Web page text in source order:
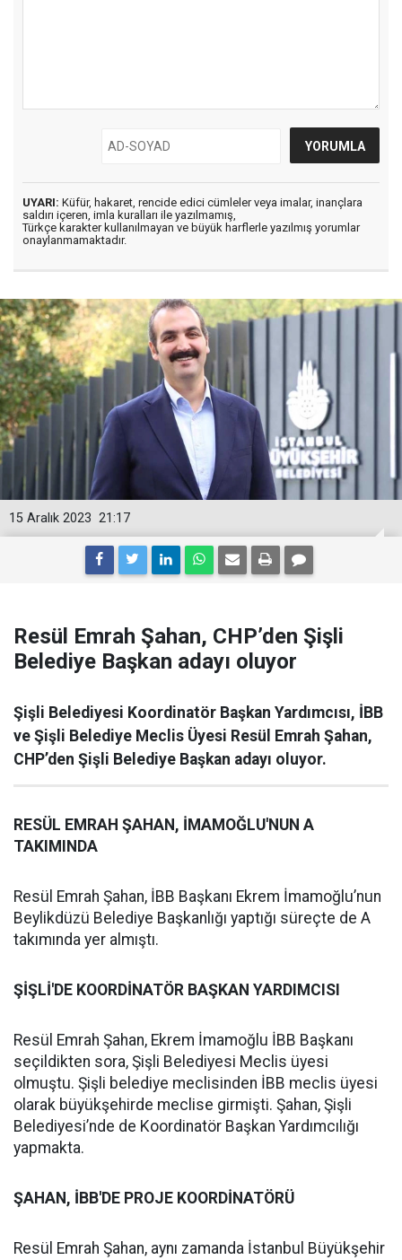
UYARI: Küfür, hakaret, rencide edici cümleler veya imalar, inançlara
saldırı içeren, imla kuralları ile yazılmamış,
Türkçe karakter kullanılmayan ve büyük harflerle yazılmış yorumlar
onaylanmamaktadır.
21:17
15 Aralık 2023
Resül Emrah Şahan, CHP’den Şişli
Belediye Başkan adayı oluyor
Şişli Belediyesi Koordinatör Başkan Yardımcısı, İBB
ve Şişli Belediye Meclis Üyesi Resül Emrah Şahan,
CHP’den Şişli Belediye Başkan adayı oluyor.
RESÜL EMRAH ŞAHAN, İMAMOĞLU'NUN A
TAKIMINDA
Resül Emrah Şahan, İBB Başkanı Ekrem İmamoğlu’nun
Beylikdüzü Belediye Başkanlığı yaptığı süreçte de A
takımında yer almıştı.
ŞİŞLİ'DE KOORDİNATÖR BAŞKAN YARDIMCISI
Resül Emrah Şahan, Ekrem İmamoğlu İBB Başkanı
seçildikten sora, Şişli Belediyesi Meclis üyesi
olmuştu. Şişli belediye meclisinden İBB meclis üyesi
olarak büyükşehirde meclise girmişti. Şahan, Şişli
Belediyesi’nde de Koordinatör Başkan Yardımcılığı
yapmakta.
ŞAHAN, İBB'DE PROJE KOORDİNATÖRÜ
Resül Emrah Şahan, aynı zamanda İstanbul Büyükşehir